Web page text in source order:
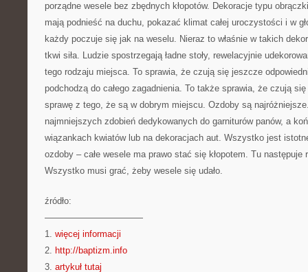
porządne wesele bez zbędnych kłopotów. Dekoracje typu
mają podnieść na duchu, pokazać klimat całej uroczystości i w
każdy poczuje się jak na weselu. Nieraz to właśnie w takich
tkwi siła. Ludzie spostrzegają ładne stoły, rewelacyjnie
tego rodzaju miejsca. To sprawia, że czują się jeszcze
podchodzą do całego zagadnienia. To także sprawia, że czują
sprawę z tego, że są w dobrym miejscu. Ozdoby są
najmniejszych zdobień dedykowanych do garniturów panów, a
wiązankach kwiatów lub na dekoracjach aut. Wszystko jest
ozdoby – całe wesele ma prawo stać się kłopotem. Tu następuje
Wszystko musi grać, żeby wesele się udało.
źródło:
———————————
1. więcej informacji
2. http://baptizm.info
3. artykuł tutaj